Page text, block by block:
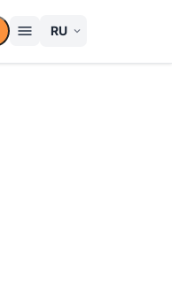
menu expand_more